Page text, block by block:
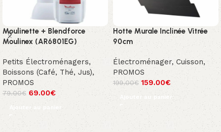
Moulinette + Blendforce
Moulinex (AR6801EG)
Petits Électroménagers,
Boissons (Café, Thé, Jus),
PROMOS
79.00€ 69.00€
Ajouter au panier
Hotte Murale Inclinée Vitrée
90cm
Électroménager, Cuisson,
PROMOS
199.00€ 159.00€
Ajouter au panier